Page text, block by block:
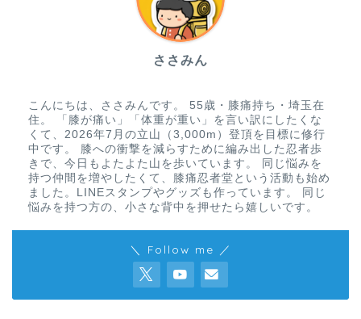
ささみん
こんにちは、ささみんです。 55歳・膝痛持ち・埼玉在
住。 「膝が痛い」「体重が重い」を言い訳にしたくな
くて、2026年7月の立山（3,000m）登頂を目標に修行
中です。 膝への衝撃を減らすために編み出した忍者歩
きで、今日もよたよた山を歩いています。 同じ悩みを
持つ仲間を増やしたくて、膝痛忍者堂という活動も始め
ました。LINEスタンプやグッズも作っています。 同じ
悩みを持つ方の、小さな背中を押せたら嬉しいです。
＼ Follow me ／